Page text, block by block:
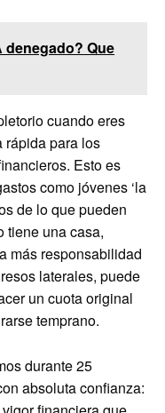
denegado? Que
cuando eres
rápida para los
Esto es
como jóvenes ‘la
de lo que pueden
tiene una casa,
más responsabilidad
laterales, puede
un cuota original
temprano.
durante 25
absoluta confianza: